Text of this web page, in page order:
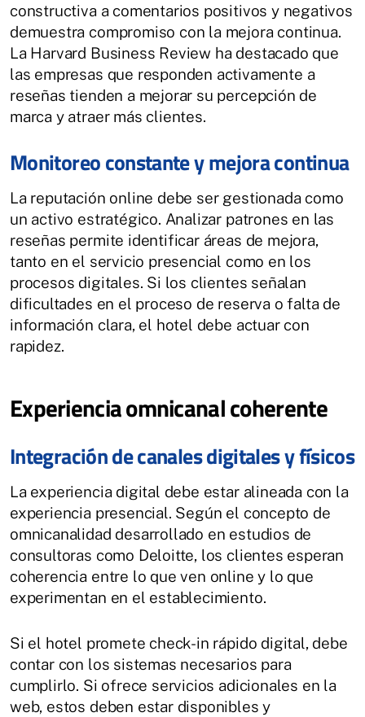
constructiva a comentarios positivos y negativos
demuestra compromiso con la mejora continua.
La Harvard Business Review ha destacado que
las empresas que responden activamente a
reseñas tienden a mejorar su percepción de
marca y atraer más clientes.
Monitoreo constante y mejora continua
La reputación online debe ser gestionada como
un activo estratégico. Analizar patrones en las
reseñas permite identificar áreas de mejora,
tanto en el servicio presencial como en los
procesos digitales. Si los clientes señalan
dificultades en el proceso de reserva o falta de
información clara, el hotel debe actuar con
rapidez.
Experiencia omnicanal coherente
Integración de canales digitales y físicos
La experiencia digital debe estar alineada con la
experiencia presencial. Según el concepto de
omnicanalidad desarrollado en estudios de
consultoras como Deloitte, los clientes esperan
coherencia entre lo que ven online y lo que
experimentan en el establecimiento.
Si el hotel promete check-in rápido digital, debe
contar con los sistemas necesarios para
cumplirlo. Si ofrece servicios adicionales en la
web, estos deben estar disponibles y